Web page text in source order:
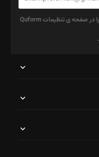
برای استفاده از ریکپچا بایستی کلید API را در صفحه ی تنظیمات Quform